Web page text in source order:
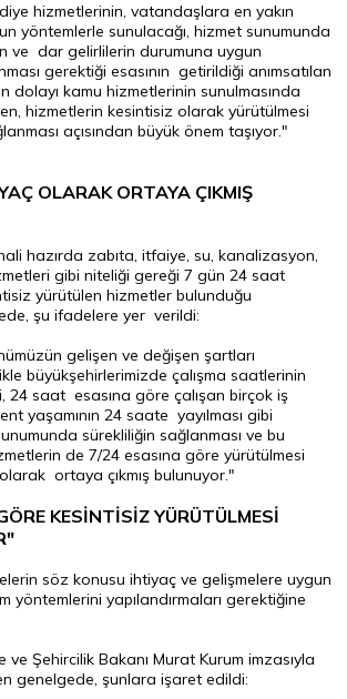
hizmetlerinin, vatandaşlara en yakın
yöntemlerle sunulacağı, hizmet sunumunda
ve dar gelirlilerin durumuna uygun
gerektiği esasının getirildiği anımsatılan
dolayı kamu hizmetlerinin sunulmasında
hizmetlerin kesintisiz olarak yürütülmesi
açısından büyük önem taşıyor."
OLARAK ORTAYA ÇIKMIŞ
hazırda zabıta, itfaiye, su, kanalizasyon,
gibi niteliği gereği 7 gün 24 saat
yürütülen hizmetler bulunduğu
şu ifadelere yer verildi:
gelişen ve değişen şartları
büyükşehirlerimizde çalışma saatlerinin
24 saat esasına göre çalışan birçok iş
yaşamının 24 saate yayılması gibi
sürekliliğin sağlanması ve bu
de 7/24 esasına göre yürütülmesi
ortaya çıkmış bulunuyor."
KESİNTİSİZ YÜRÜTÜLMESİ
söz konusu ihtiyaç ve gelişmelere uygun
yöntemlerini yapılandırmaları gerektiğine
Şehircilik Bakanı Murat Kurum imzasıyla
genelgede, şunlara işaret edildi: